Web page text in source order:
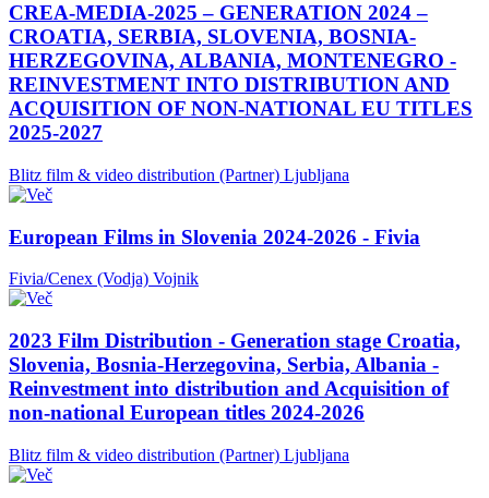
CREA-MEDIA-2025 – GENERATION 2024 –
CROATIA, SERBIA, SLOVENIA, BOSNIA-
HERZEGOVINA, ALBANIA, MONTENEGRO -
REINVESTMENT INTO DISTRIBUTION AND
ACQUISITION OF NON-NATIONAL EU TITLES
2025-2027
Blitz film & video distribution (Partner) Ljubljana
European Films in Slovenia 2024-2026 - Fivia
Fivia/Cenex (Vodja) Vojnik
2023 Film Distribution - Generation stage Croatia,
Slovenia, Bosnia-Herzegovina, Serbia, Albania -
Reinvestment into distribution and Acquisition of
non-national European titles 2024-2026
Blitz film & video distribution (Partner) Ljubljana